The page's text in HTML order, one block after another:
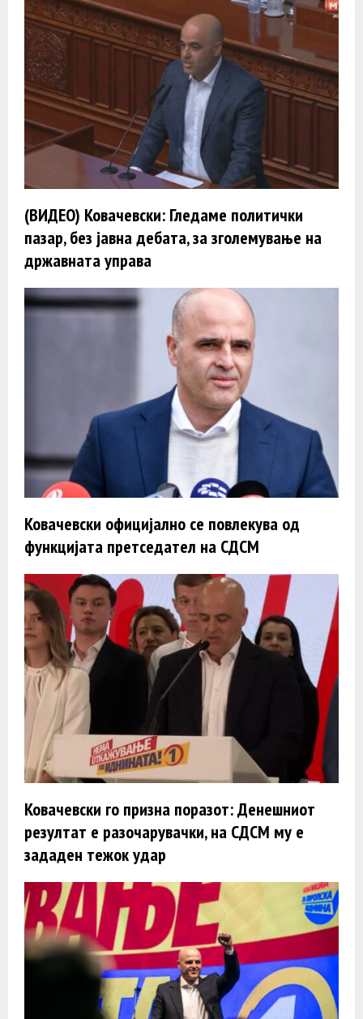
(ВИДЕО) Ковачевски: Гледаме политички
пазар, без јавна дебата, за зголемување на
државната управа
Ковачевски официјално се повлекува од
функцијата претседател на СДСМ
Ковачевски го призна поразот: Денешниот
резултат е разочарувачки, на СДСМ му е
зададен тежок удар